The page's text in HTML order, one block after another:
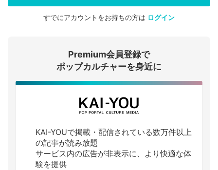
会員登録する
ログインする
すでにアカウントをお持ちの方は ログイン
Premium会員登録で
ポップカルチャーを身近に
KAI-YOUで掲載・配信されている数万件以上
の記事が読み放題
サービス内の広告が非表示に、より快適な体
験を提供